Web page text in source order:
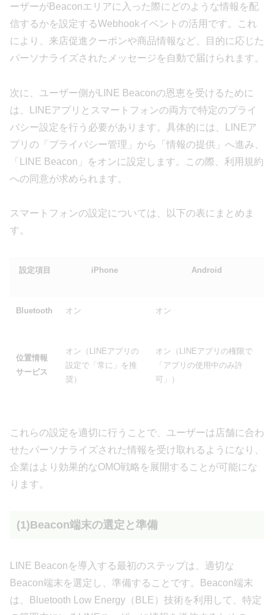
ーザーがBeaconエリアに入った際にどのような情報を配
信するかを設定するWebhookイベントの活用です。これ
により、来店促進クーポンや商品情報など、目的に応じた
パーソナライズされたメッセージを自動で届けられます。
次に、ユーザー側がLINE Beaconの恩恵を受けるために
は、LINEアプリとスマートフォンの両方で特定のプライ
バシー設定を行う必要があります。具体的には、LINEア
プリの「プライバシー管理」から「情報の提供」へ進み、
「LINE Beacon」をオンに設定します。この際、利用規約
への同意が求められます。
スマートフォンの設定については、以下の表にまとめま
す。
設定項目 iPhone Android
Bluetooth オン オン
位置情報
サービス
オン（LINEアプリの
設定で「常に」を推
奨）
オン（LINEアプリの権限で
「アプリの使用中のみ許
可」）
これらの設定を適切に行うことで、ユーザーは店舗に合わ
せたパーソナライズされた情報を受け取れるようになり、
企業はより効果的なOMO戦略を展開することが可能にな
ります。
(1)Beacon端末の選定と準備
LINE Beaconを導入する最初のステップは、適切な
Beacon端末を選定し、準備することです。Beacon端末
は、Bluetooth Low Energy（BLE）技術を利用して、特定